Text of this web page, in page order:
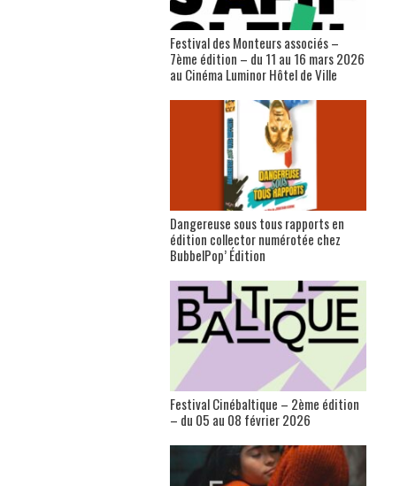
Festival des Monteurs associés –
7ème édition – du 11 au 16 mars 2026
au Cinéma Luminor Hôtel de Ville
Dangereuse sous tous rapports en
édition collector numérotée chez
BubbelPop’ Édition
Festival Cinébaltique – 2ème édition
– du 05 au 08 février 2026